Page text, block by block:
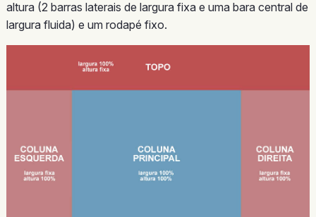
altura (2 barras laterais de largura fixa e uma bara central de
largura fluida) e um rodapé fixo.